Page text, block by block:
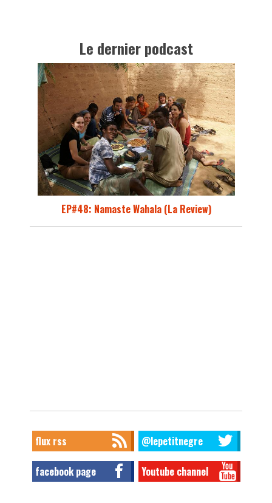
Le dernier podcast
EP#48: Namaste Wahala (La Review)
flux rss @lepetitnegre
facebook page Youtube channel